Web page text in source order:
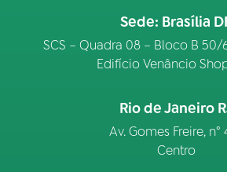
Sede: Brasília
SCS – Quadra 08 – Bloco B 50/
Edifício Venâncio
Rio de Janeiro
Av. Gomes Freire, n°
Centro